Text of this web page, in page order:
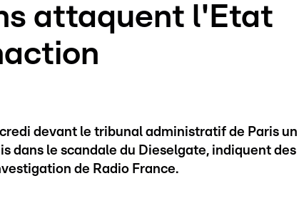
attaquent l'Etat
devant le tribunal administratif de Paris un
dans le scandale du Dieselgate, indiquent des
de Radio France.